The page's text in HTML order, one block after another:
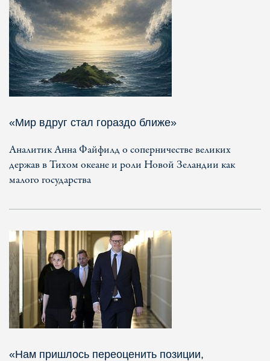
«Мир вдруг стал гораздо ближе»
Аналитик Анна Файфилд о соперничестве великих
держав в Тихом океане и роли Новой Зеландии как
малого государства
«Нам пришлось переоценить позиции,